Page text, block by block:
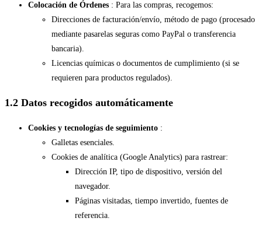
Colocación de Órdenes : Para las compras, recogemos:
Direcciones de facturación/envío, método de pago (procesado
mediante pasarelas seguras como PayPal o transferencia
bancaria).
Licencias químicas o documentos de cumplimiento (si se
requieren para productos regulados).
1.2 Datos recogidos automáticamente
Cookies y tecnologías de seguimiento :
Galletas esenciales.
Cookies de analítica (Google Analytics) para rastrear:
Dirección IP, tipo de dispositivo, versión del
navegador.
Páginas visitadas, tiempo invertido, fuentes de
referencia.